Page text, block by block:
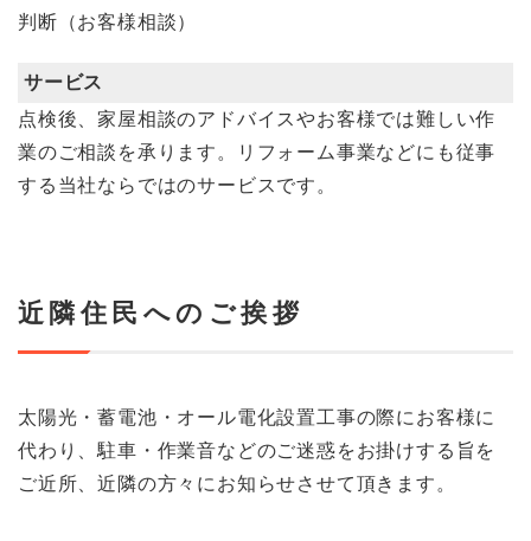
判断（お客様相談）
サービス
点検後、家屋相談のアドバイスやお客様では難しい作
業のご相談を承ります。リフォーム事業などにも従事
する当社ならではのサービスです。
近隣住民へのご挨拶
太陽光・蓄電池・オール電化設置工事の際にお客様に
代わり、駐車・作業音などのご迷惑をお掛けする旨を
ご近所、近隣の方々にお知らせさせて頂きます。